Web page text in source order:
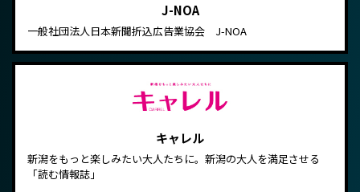
J-NOA
一般社団法人日本新聞折込広告業協会 J-NOA
キャレル
新潟をもっと楽しみたい大人たちに。新潟の大人を満足させる
「読む情報誌」